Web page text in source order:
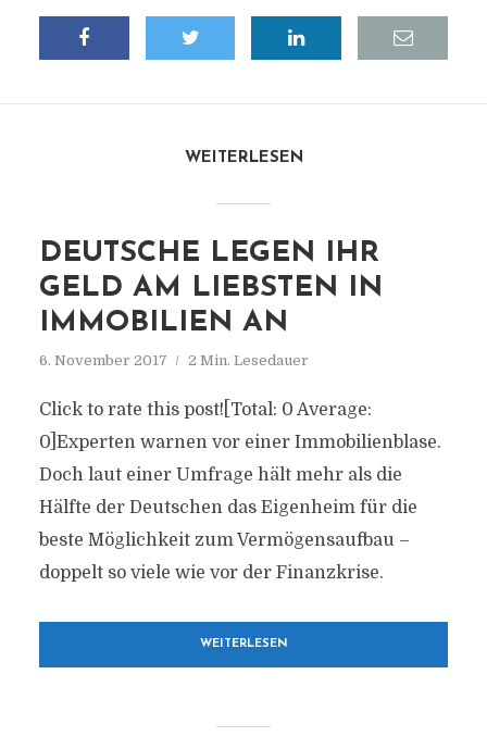
WEITERLESEN
DEUTSCHE LEGEN IHR
GELD AM LIEBSTEN IN
IMMOBILIEN AN
6. November 2017 2 Min. Lesedauer
Click to rate this post![Total: 0 Average:
0]Experten warnen vor einer Immobilienblase.
Doch laut einer Umfrage hält mehr als die
Hälfte der Deutschen das Eigenheim für die
beste Möglichkeit zum Vermögensaufbau –
doppelt so viele wie vor der Finanzkrise.
WEITERLESEN